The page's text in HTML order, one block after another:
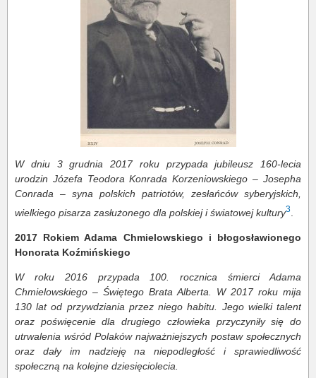
W dniu 3 grudnia 2017 roku przypada jubileusz 160-lecia
urodzin Józefa Teodora Konrada Korzeniowskiego – Josepha
Conrada – syna polskich patriotów, zesłańców syberyjskich,
wielkiego pisarza zasłużonego dla polskiej i światowej kultury3
2017 Rokiem Adama Chmielowskiego i błogosławionego
Honorata Koźmińskiego
W roku 2016 przypada 100. rocznica śmierci Adama
Chmielowskiego – Świętego Brata Alberta. W 2017 roku mija
130 lat od przywdziania przez niego habitu. Jego wielki talent
oraz poświęcenie dla drugiego człowieka przyczyniły się do
utrwalenia wśród Polaków najważniejszych postaw społecznych
oraz dały im nadzieję na niepodległość i sprawiedliwość
społeczną na kolejne dziesięciolecia.